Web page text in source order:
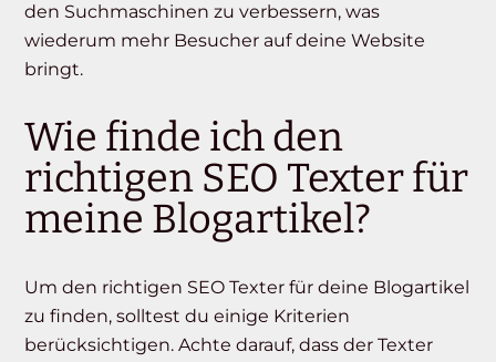
den Suchmaschinen zu verbessern, was
wiederum mehr Besucher auf deine Website
bringt.
Wie finde ich den
richtigen SEO Texter für
meine Blogartikel?
Um den richtigen SEO Texter für deine Blogartikel
zu finden, solltest du einige Kriterien
berücksichtigen. Achte darauf, dass der Texter